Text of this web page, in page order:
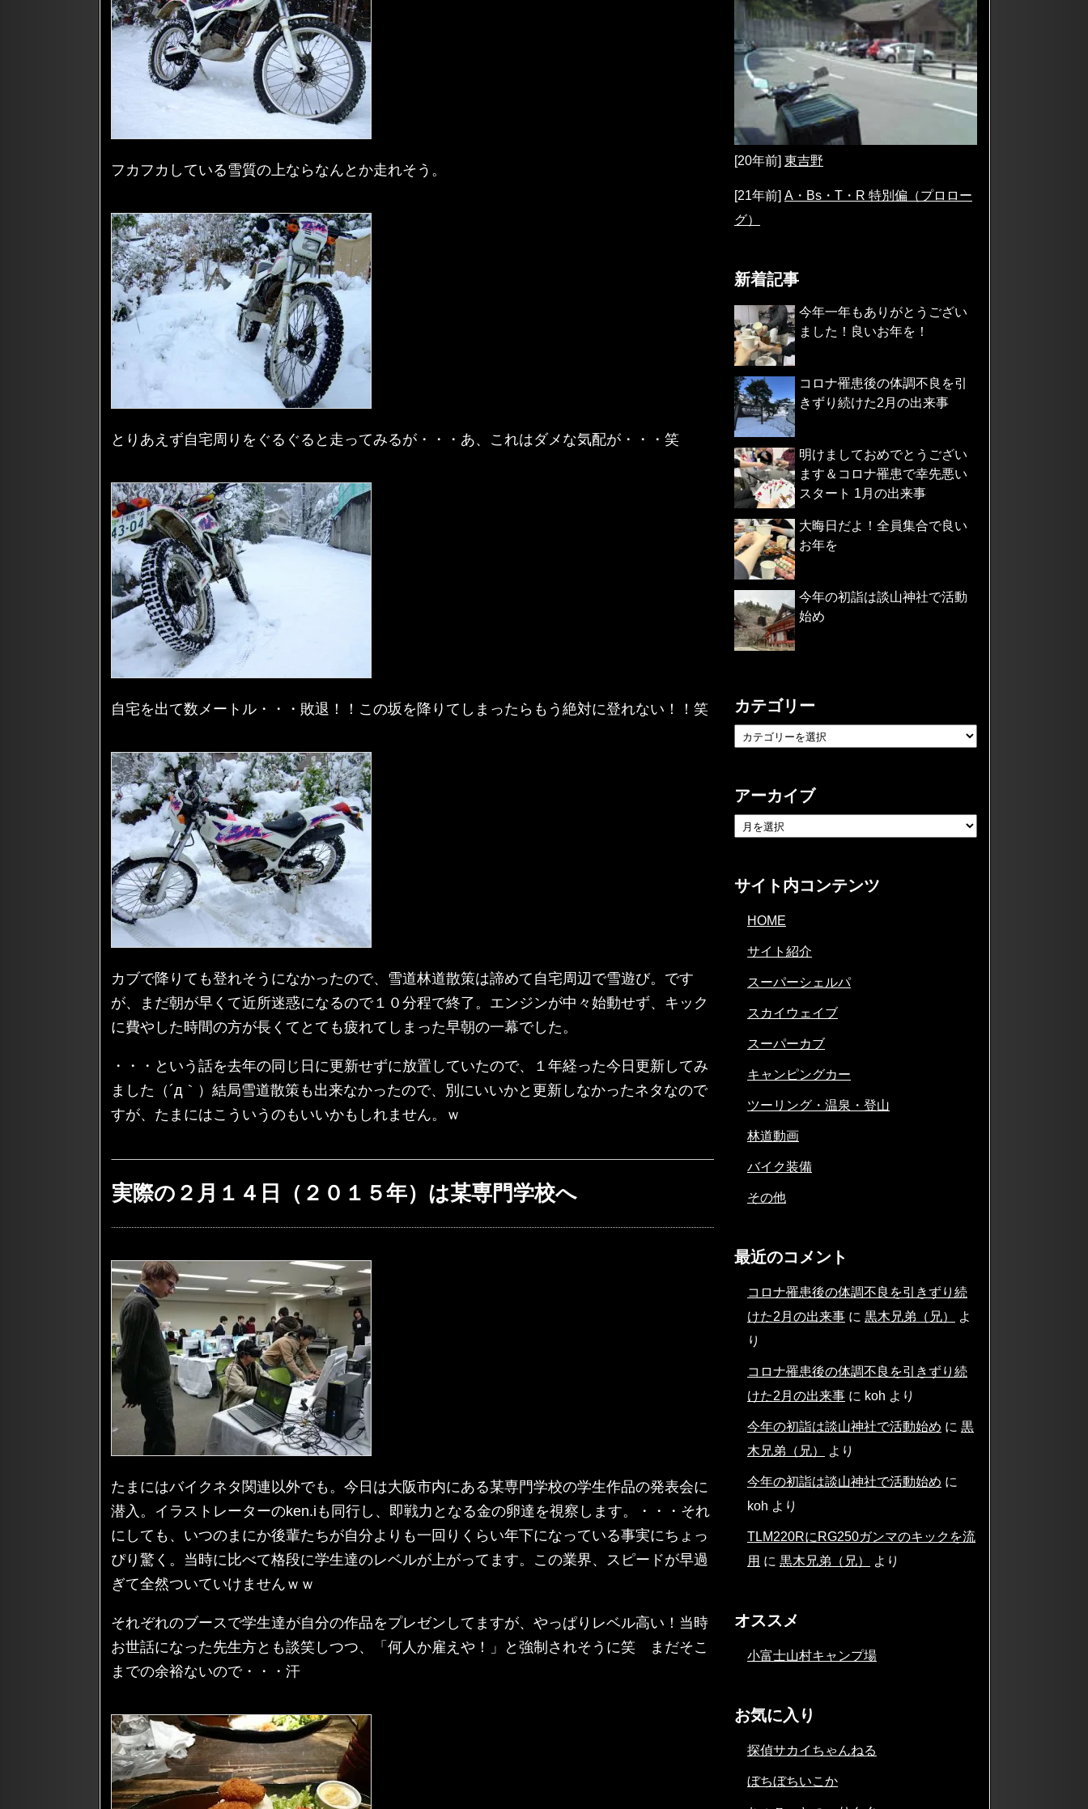
フカフカしている雪質の上ならなんとか走れそう。
とりあえず自宅周りをぐるぐると走ってみるが・・・あ、これはダメな気配が・・・笑
自宅を出て数メートル・・・敗退！！この坂を降りてしまったらもう絶対に登れない！！笑
カブで降りても登れそうになかったので、雪道林道散策は諦めて自宅周辺で雪遊び。です
が、まだ朝が早くて近所迷惑になるので１０分程で終了。エンジンが中々始動せず、キック
に費やした時間の方が長くてとても疲れてしまった早朝の一幕でした。
・・・という話を去年の同じ日に更新せずに放置していたので、１年経った今日更新してみ
ました（´д｀）結局雪道散策も出来なかったので、別にいいかと更新しなかったネタなので
すが、たまにはこういうのもいいかもしれません。ｗ
実際の２月１４日（２０１５年）は某専門学校へ
たまにはバイクネタ関連以外でも。今日は大阪市内にある某専門学校の学生作品の発表会に
潜入。イラストレーターのken.iも同行し、即戦力となる金の卵達を視察します。・・・それ
にしても、いつのまにか後輩たちが自分よりも一回りくらい年下になっている事実にちょっ
ぴり驚く。当時に比べて格段に学生達のレベルが上がってます。この業界、スピードが早過
ぎて全然ついていけませんｗｗ
それぞれのブースで学生達が自分の作品をプレゼンしてますが、やっぱりレベル高い！当時
お世話になった先生方とも談笑しつつ、「何人か雇えや！」と強制されそうに笑 まだそこ
までの余裕ないので・・・汗
[20年前] 東吉野
[21年前] A・Bs・T・R 特別偏（プロロー
グ）
新着記事
今年一年もありがとうござい
ました！良いお年を！
コロナ罹患後の体調不良を引
きずり続けた2月の出来事
明けましておめでとうござい
ます＆コロナ罹患で幸先悪い
スタート 1月の出来事
大晦日だよ！全員集合で良い
お年を
今年の初詣は談山神社で活動
始め
カテゴリー
アーカイブ
サイト内コンテンツ
HOME
サイト紹介
スーパーシェルパ
スカイウェイブ
スーパーカブ
キャンピングカー
ツーリング・温泉・登山
林道動画
バイク装備
その他
最近のコメント
コロナ罹患後の体調不良を引きずり続
けた2月の出来事 に 黒木兄弟（兄）
よ
り
コロナ罹患後の体調不良を引きずり続
けた2月の出来事 に koh より
今年の初詣は談山神社で活動始め に 黒
木兄弟（兄）
より
今年の初詣は談山神社で活動始め に
koh より
TLM220RにRG250ガンマのキックを流
用 に 黒木兄弟（兄） より
オススメ
小富士山村キャンプ場
お気に入り
探偵サカイちゃんねる
ぼちぼちいこか